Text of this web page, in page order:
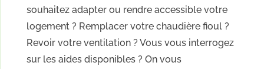
souhaitez adapter ou rendre accessible votre
logement ? Remplacer votre chaudière fioul ?
Revoir votre ventilation ? Vous vous interrogez
sur les aides disponibles ? On vous